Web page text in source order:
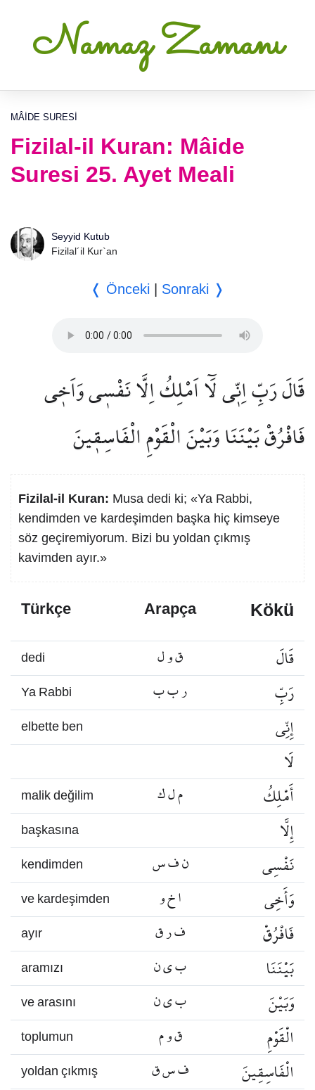
Namaz Zamanı
MÂIDE SURESI
Fizilal-il Kuran: Mâide
Suresi 25. Ayet Meali
Seyyid Kutub
Fizilal´il Kur`an
❬ Önceki Sonraki ❭
قَالَ رَبِّ اِنّ۪ي لَٓا اَمْلِكُ اِلَّا نَفْس۪ي وَاَخ۪ي
فَافْرُقْ بَيْنَنَا وَبَيْنَ الْقَوْمِ الْفَاسِق۪ينَ
Fizilal-il Kuran: Musa dedi ki; «Ya Rabbi,
kendimden ve kardeşimden başka hiç kimseye
söz geçiremiyorum. Bizi bu yoldan çıkmış
kavimden ayır.»
Türkçe Arapça Kökü
dedi ق و ل قَالَ
Ya Rabbi ر ب ب رَبِّ
elbette ben
إِنِّي
لَا
malik değilim م ل ك أَمْلِكُ
başkasına إِلَّا
kendimden ن ف س نَفْسِي
ve kardeşimden ا خ و وَأَخِي
ayır ف ر ق فَافْرُقْ
aramızı ب ي ن بَيْنَنَا
ve arasını ب ي ن وَبَيْنَ
toplumun ق و م الْقَوْمِ
yoldan çıkmış ف س ق الْفَاسِقِينَ